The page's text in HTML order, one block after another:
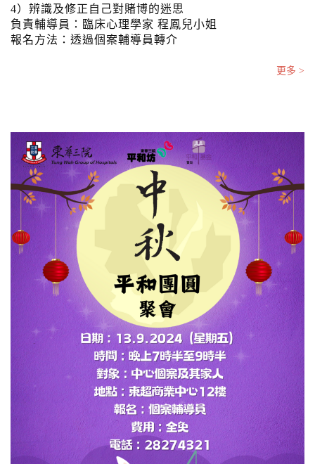
4）辨識及修正自己對賭博的迷思
負責輔導員：臨床心理學家 程鳳兒小姐
報名方法：透過個案輔導員轉介
更多 >